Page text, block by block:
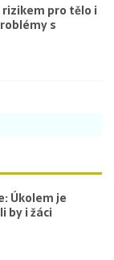
pro tělo i
s
Úkolem je
by i žáci